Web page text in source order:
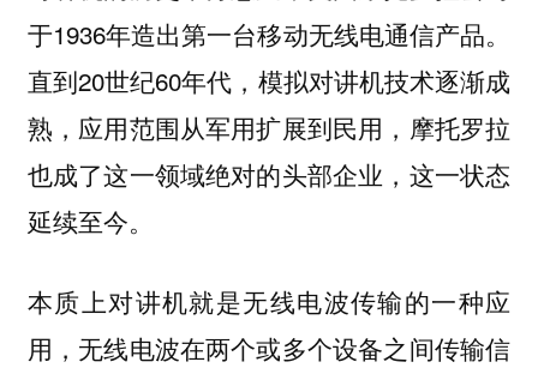
于1936年造出第一台移动无线电通信产品。
直到20世纪60年代，模拟对讲机技术逐渐成
熟，应用范围从军用扩展到民用，摩托罗拉
也成了这一领域绝对的头部企业，这一状态
延续至今。
本质上对讲机就是无线电波传输的一种应
用，无线电波在两个或多个设备之间传输信